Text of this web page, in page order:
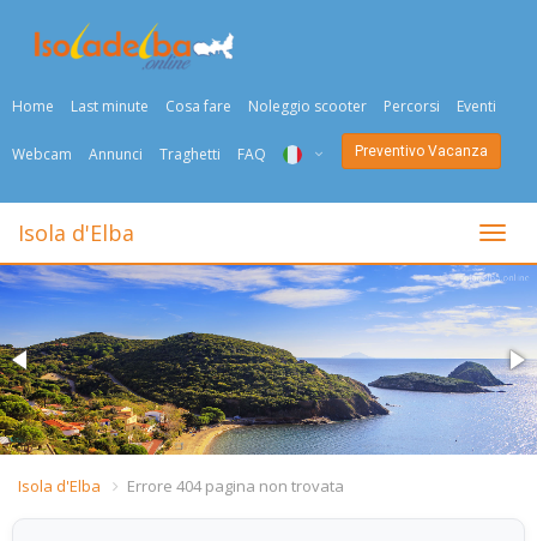
Home Last minute Cosa fare Noleggio scooter Percorsi Eventi
Webcam Annunci Traghetti FAQ
ENG
DEU
NED
FRA
DAN
Preventivo Vacanza
Togli
Isola d'Elba
Isola d'Elba Errore 404 pagina non trovata